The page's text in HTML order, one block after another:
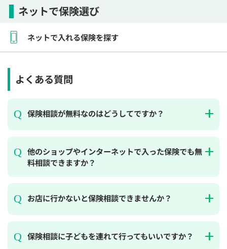
ネットで保険選び
ネットで入れる保険を探す
よくある質問
保険相談が無料なのはどうしてですか？
他のショップやインターネットで入った保険でも無
料相談できますか？
お店に行かないと保険相談できませんか？
保険相談に子どもを連れて行ってもいいですか？